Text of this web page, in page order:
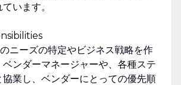
います。
ニーズの特定やビジネス戦略を作
ンダーマネージャーや、各種ステ
業し、ベンダーにとっての優先順